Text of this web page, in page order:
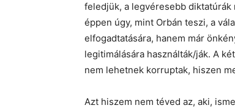
feledjük, a legvéresebb diktatúrák
éppen úgy, mint Orbán teszi, a
elfogadtatására, hanem már
legitimálására használták/ják. A
nem lehetnek korruptak, hiszen
Azt hiszem nem téved az, aki,